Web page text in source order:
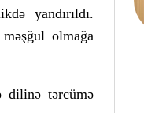
yandırıldı.
olmağa
dilinə tərcümə